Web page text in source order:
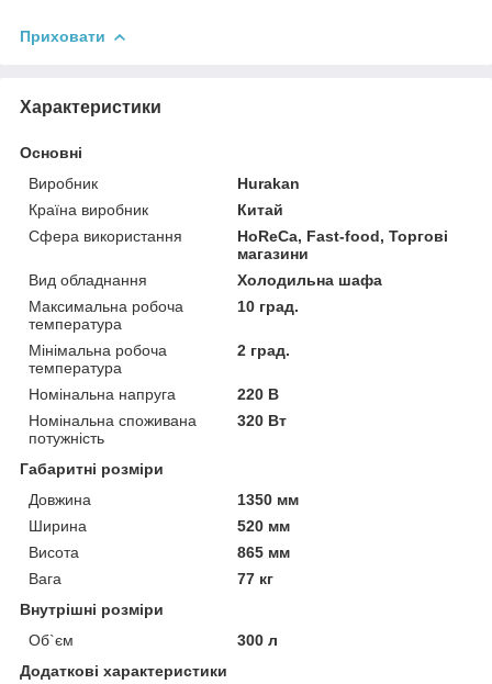
Приховати
Характеристики
Основні
Виробник
Hurakan
Країна виробник
Китай
Сфера використання
HoReCa, Fast-food, Торгові
магазини
Вид обладнання
Холодильна шафа
Максимальна робоча
температура
10 град.
Мінімальна робоча
температура
2 град.
Номінальна напруга
220 В
Номінальна споживана
потужність
320 Вт
Габаритні розміри
Довжина
1350 мм
Ширина
520 мм
Висота
865 мм
Вага
77 кг
Внутрішні розміри
Об`єм
300 л
Додаткові характеристики